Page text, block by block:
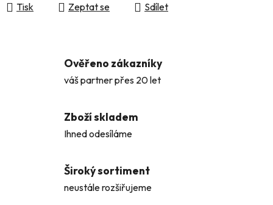
Tisk Zeptat se Sdílet
Ověřeno zákazníky
váš partner přes 20 let
Zboží skladem
Ihned odesíláme
Široký sortiment
neustále rozšiřujeme